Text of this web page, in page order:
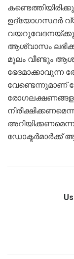
ഉദ്യോഗസ്ഥർ
വയറുവേദനയ്ക്കും
ആശ്വാസം
മൂലം വീണ്ടും
ഭേദമാക്കാവുന്ന
വേണ്ടെന്നുമാണ്
ഡോക്ടർമാർക്ക്